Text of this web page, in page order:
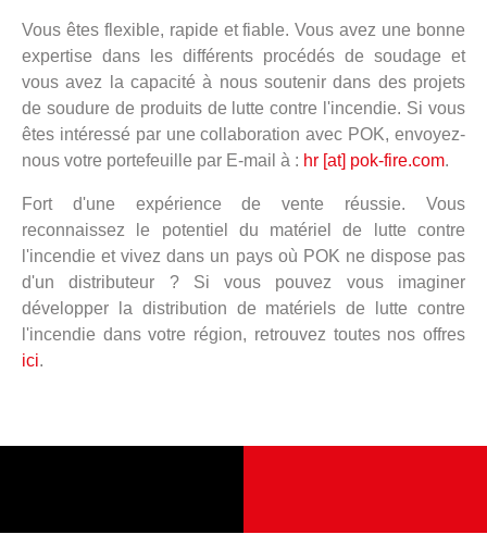
Vous êtes flexible, rapide et fiable. Vous avez une bonne
expertise dans les différents procédés de soudage et
vous avez la capacité à nous soutenir dans des projets
de soudure de produits de lutte contre l'incendie. Si vous
êtes intéressé par une collaboration avec POK, envoyez-
nous votre portefeuille par E-mail à : hr [at] pok-fire.com.
Fort d'une expérience de vente réussie. Vous
reconnaissez le potentiel du matériel de lutte contre
l'incendie et vivez dans un pays où POK ne dispose pas
d'un distributeur ? Si vous pouvez vous imaginer
développer la distribution de matériels de lutte contre
l'incendie dans votre région, retrouvez toutes nos offres
ici.